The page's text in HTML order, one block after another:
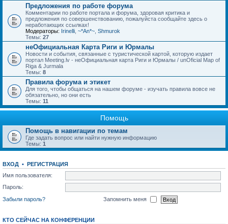
Предложения по работе форума
Комментарии по работе портала и форума, здоровая критика и
предложения по совершенствованию, пожалуйста сообщайте здесь о
неработающих ссылках!
Модераторы: Irinelli ~*An*~ Shmurok
Темы: 27
неОфициальная Карта Риги и Юрмалы
Новости и события, связанные с туристической картой, которую издает
портал Meeting.lv - неОфициальная карта Риги и Юрмалы / unOficial Map of
Riga & Jurmala
Темы: 8
Правила форума и этикет
Для того, чтобы общаться на нашем форуме - изучать правила вовсе не
обязательно, но они есть
Темы: 11
Помощь
Помощь в навигации по темам
Где задать вопрос или найти нужную информацию
Темы: 1
ВХОД •
РЕГИСТРАЦИЯ
Имя пользователя:
Пароль:
Забыли пароль?
Запомнить меня
КТО СЕЙЧАС НА КОНФЕРЕНЦИИ